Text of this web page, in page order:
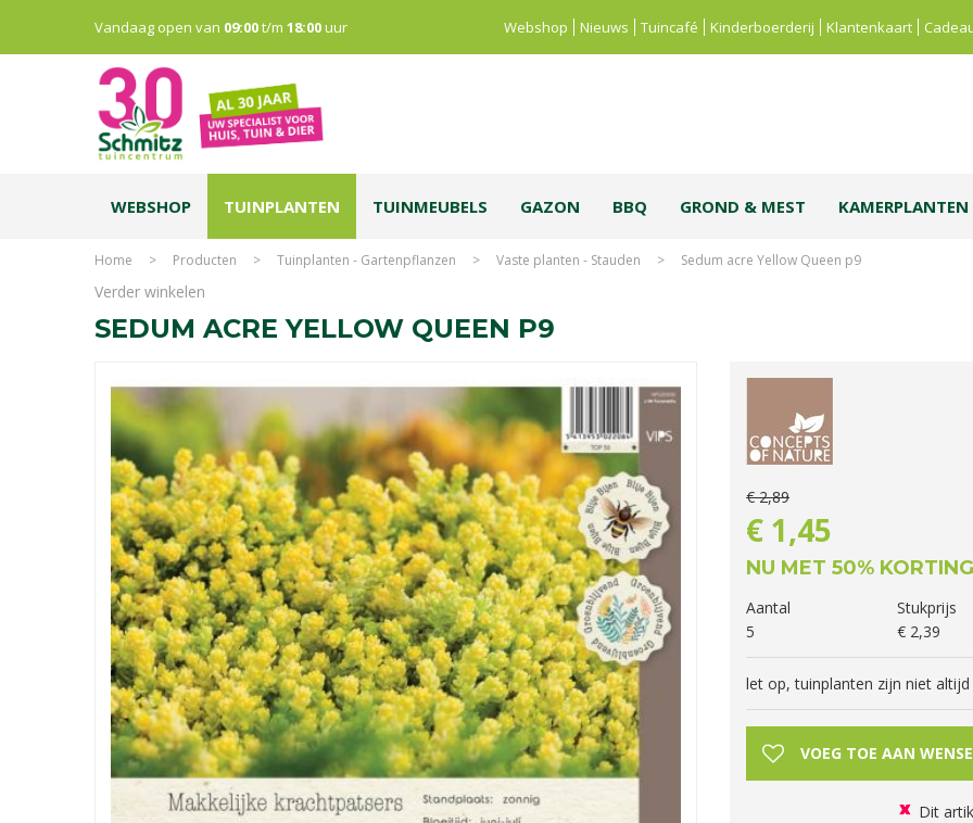
Home > Producten > Tuinplanten - Gartenpflanzen > Vaste planten - Stauden > Sedum acre Yellow Queen p9
Vandaag open van 09:00t/m 18:00uur Webshop Nieuws Tuincafé Kinderboerderij Klantenkaart
WEBSHOP TUINPLANTEN TUINMEUBELS GAZON BBQ GROND & MEST KAMERPLANTEN
Verder winkelen
SEDUM ACRE YELLOW QUEEN P9
€ 2,89
€ 1,45
NU MET 50% KORTING
Aantal
Stukprijs
5
€ 2,39
let op, tuinplanten zijn niet
Dit